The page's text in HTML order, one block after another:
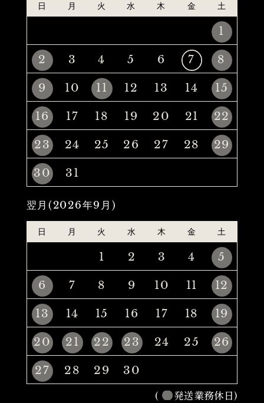
日 月 火 水 木 金 土
1
2
3 4 5 6 7
8
9
10 11 12 13 14
15
16
17 18 19 20 21
22
23
24 25 26 27 28
29
30
31
翌月(2026年9月)
日 月 火 水 木 金 土
1 2 3 4
5
6
7 8 9 10 11
12
13
14 15 16 17 18
19
20
21 22 23 24 25
26
27
28 29
30
(
発送業務休日)